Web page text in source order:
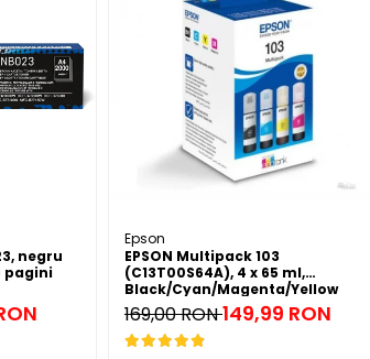
negru
pagini
Epson
EPSON Multipack 103
(C13T00S64A), 4 x 65 ml,
Black/Cyan/Magenta/Yellow
(T00S6)
169,00 RON149,99 RON